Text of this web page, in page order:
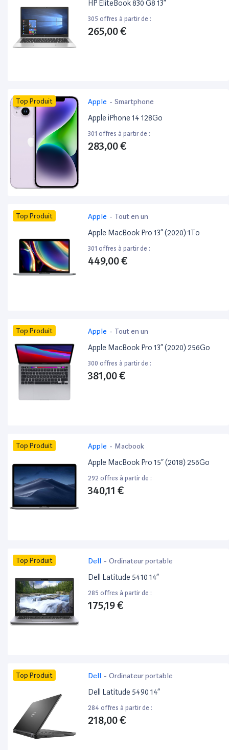
HP EliteBook 830 G8 13”
305 offres à partir de :
265,00 €
Top Produit Apple - Smartphone
Apple iPhone 14 128Go
301 offres à partir de :
283,00 €
Top Produit Apple - Tout en un
Apple MacBook Pro 13” (2020) 1To
301 offres à partir de :
449,00 €
Top Produit Apple - Tout en un
Apple MacBook Pro 13” (2020) 256Go
300 offres à partir de :
381,00 €
Top Produit Apple - Macbook
Apple MacBook Pro 15” (2018) 256Go
292 offres à partir de :
340,11 €
Top Produit Dell - Ordinateur portable
Dell Latitude 5410 14”
285 offres à partir de :
175,19 €
Top Produit Dell - Ordinateur portable
Dell Latitude 5490 14”
284 offres à partir de :
218,00 €